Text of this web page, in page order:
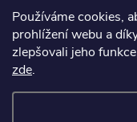
Používáme cookies,
prohlížení webu a
zlepšovali jeho
zde.
O Fleppi
Inspirace pro vás